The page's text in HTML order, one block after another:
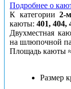
Подробнее о
К категории2-
каюты: 401, 404,
Двухместная
на шлюпочной
Площадь каюты
Размер